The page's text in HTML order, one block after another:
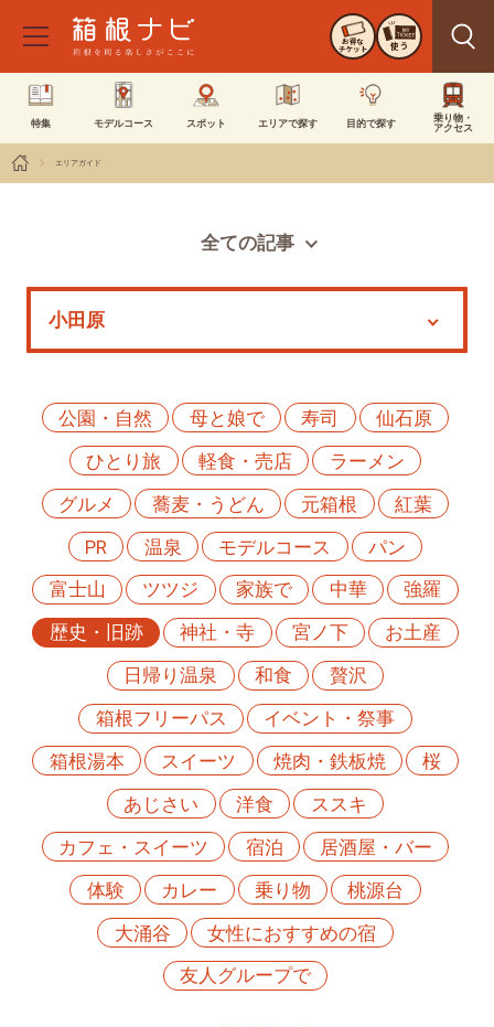
お得な
チケット 使う
特集 モデルコース スポット エリアで探す 目的で探す
乗り物・
アクセス
エリアガイド
全ての記事
特集
公園・自然
母と娘で 寿司
仙石原
ひとり旅
軽食・売店
ラーメン
グルメ
蕎麦・うどん 元箱根
紅葉
PR
温泉 モデルコース
パン
富士山
ツツジ 家族で 中華
強羅
歴史・旧跡
神社・寺 宮ノ下
お土産
日帰り温泉
和食
贅沢
箱根フリーパス
イベント・祭事
箱根湯本
スイーツ 焼肉・鉄板焼
桜
あじさい
洋食
ススキ
カフェ・スイーツ
宿泊
居酒屋・バー
体験
カレー 乗り物
桃源台
大涌谷
女性におすすめの宿
友人グループで